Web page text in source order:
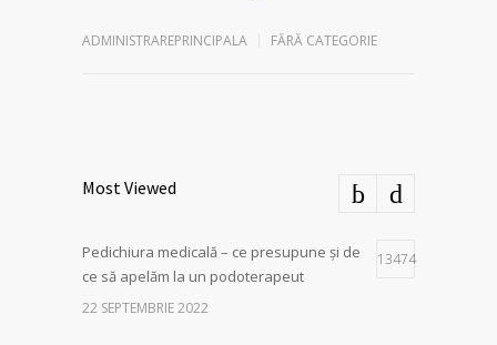
ADMINISTRAREPRINCIPALA FĂRĂ CATEGORIE
Most Viewed
Pedichiura medicală – ce presupune și de
ce să apelăm la un podoterapeut
13474
22 SEPTEMBRIE 2022